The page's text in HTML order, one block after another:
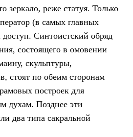
зеркало, реже статуя. Только
(в самых главных
Синтоистский обряд
состоящего в омовении
скульптуры,
стоят по обеим сторонам
построек для
духам. Позднее эти
два типа сакральной